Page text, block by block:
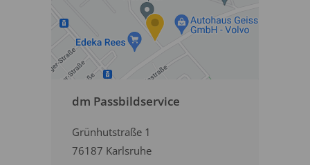
dm Passbildservice
Grünhutstraße 1
76187 Karlsruhe